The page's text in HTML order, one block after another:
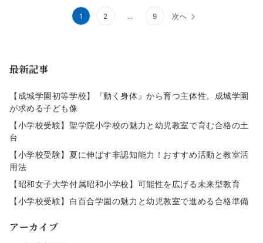
ペ
ー
ジ
送
り
1 2 … 9 次へ
最新記事
【成城学園初等学校】『動く身体』から育つ主体性。成城学園
が求める子ども像
【小学校受験】聖学院小学校の魅力と幼児教室で育む合格の土
台
【小学校受験】夏に伸ばす非認知能力！おすすめ活動と教室活
用法
【昭和女子大学付属昭和小学校】可能性を広げる未来型教育
【小学校受験】白百合学園の魅力と幼児教室で進める合格準備
アーカイブ